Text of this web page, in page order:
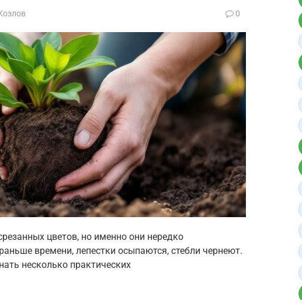
0
цветов, но именно они нередко
времени, лепестки осыпаются, стебли чернеют.
несколько практических